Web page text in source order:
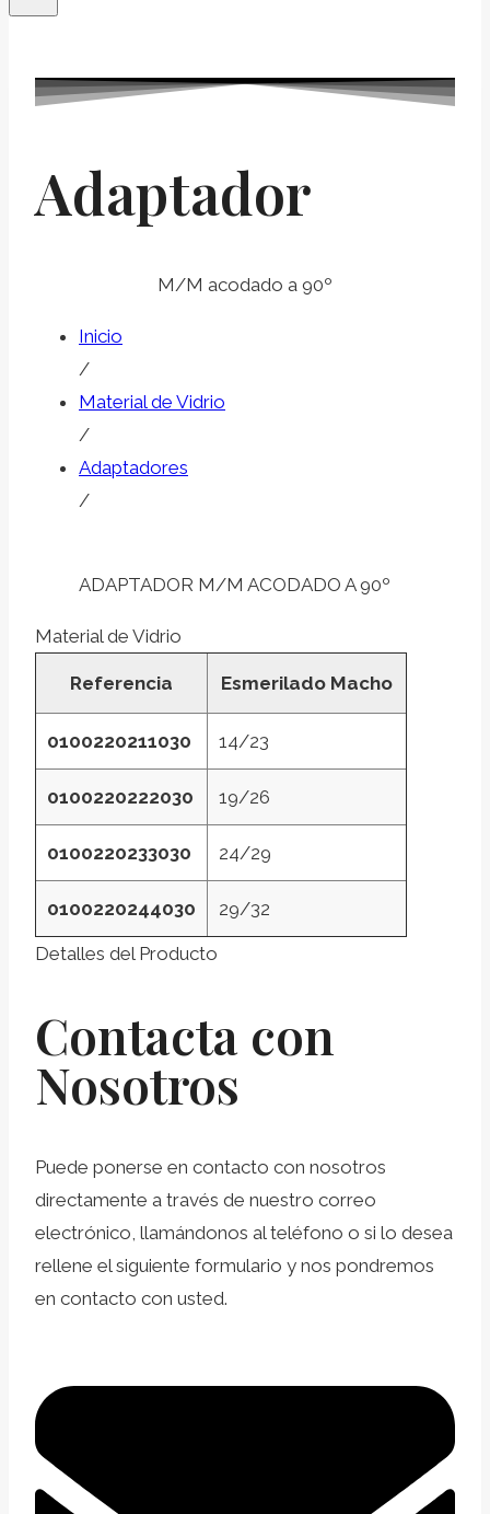
Adaptador
M/M acodado a 90º
Inicio
/
Material de Vidrio
/
Adaptadores
/
ADAPTADOR M/M ACODADO A 90º
Material de Vidrio
Referencia Esmerilado Macho
0100220211030 14/23
0100220222030 19/26
0100220233030 24/29
0100220244030 29/32
Detalles del Producto
Contacta con
Nosotros
Puede ponerse en contacto con nosotros
directamente a través de nuestro correo
electrónico, llamándonos al teléfono o si lo desea
rellene el siguiente formulario y nos pondremos
en contacto con usted.